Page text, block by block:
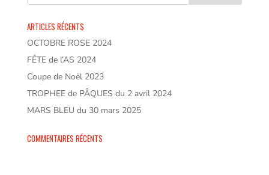
ARTICLES RÉCENTS
OCTOBRE ROSE 2024
FÊTE de l’AS 2024
Coupe de Noël 2023
TROPHEE de PÂQUES du 2 avril 2024
MARS BLEU du 30 mars 2025
COMMENTAIRES RÉCENTS